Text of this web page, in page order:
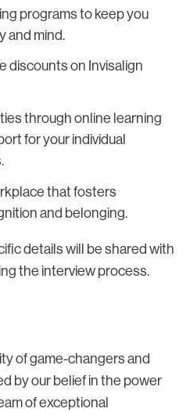
programs to keep you
and mind.
discounts on Invisalign
through online learning
for your individual
that fosters
and belonging.
details will be shared with
the interview process.
of game-changers and
by our belief in the power
of exceptional